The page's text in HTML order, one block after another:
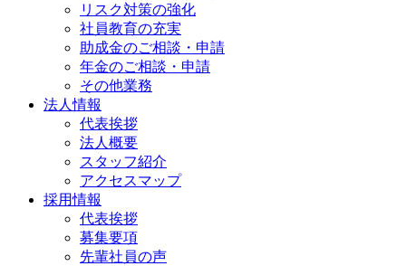
リスク対策の強化
社員教育の充実
助成金のご相談・申請
年金のご相談・申請
その他業務
法人情報
代表挨拶
法人概要
スタッフ紹介
アクセスマップ
採用情報
代表挨拶
募集要項
先輩社員の声